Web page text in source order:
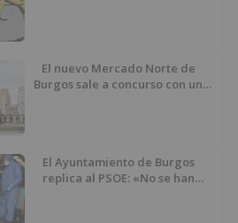
El nuevo Mercado Norte de
Burgos sale a concurso con un
El Ayuntamiento de Burgos
replica al PSOE: «No se han